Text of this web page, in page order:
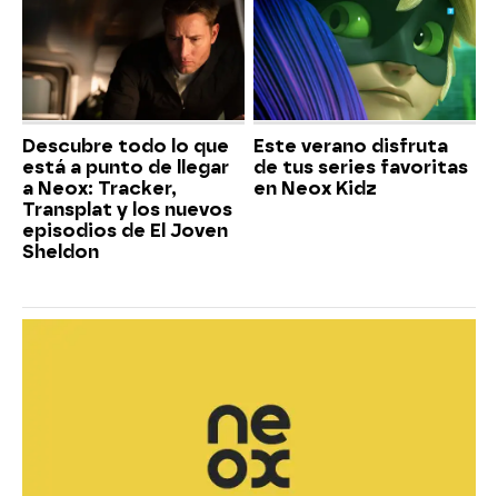
Descubre todo lo que
está a punto de llegar
a Neox: Tracker,
Transplat y los nuevos
episodios de El Joven
Sheldon
Este verano disfruta
de tus series favoritas
en Neox Kidz